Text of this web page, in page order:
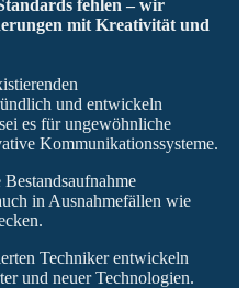
fehlen – wir
mit Kreativität und
und entwickeln
es für ungewöhnliche
Kommunikationssysteme.
in Ausnahmefällen wie
Techniker entwickeln
und neuer Technologien.